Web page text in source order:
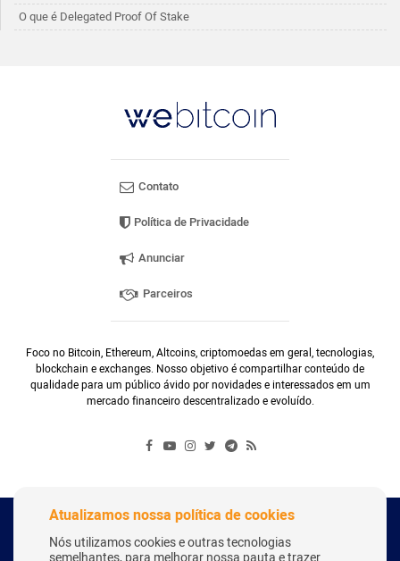
O que é Delegated Proof Of Stake
Contato
Política de Privacidade
Anunciar
Parceiros
Foco no Bitcoin, Ethereum, Altcoins, criptomoedas em geral, tecnologias,
blockchain e exchanges. Nosso objetivo é compartilhar conteúdo de
qualidade para um público ávido por novidades e interessados em um
mercado financeiro descentralizado e evoluído.
Copyright Webitcoin 2018 - Todos os Direitos Reservados
Atualizamos nossa política de cookies
Nós utilizamos cookies e outras tecnologias